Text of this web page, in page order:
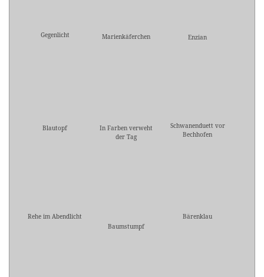
Gegenlicht Marienkäferchen Enzian
Blautopf
In Farben verweht
der Tag
Schwanenduett vor
Bechhofen
Rehe im Abendlicht
Baumstumpf
Bärenklau